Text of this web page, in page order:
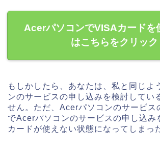
AcerパソコンでVISAカードを
はこちらをクリック
もしかしたら、あなたは、私と同じよ
ンのサービスの申し込みを検討してい
せん。ただ、Acerパソコンのサービス
でAcerパソコンのサービスの申し込み
カードが使えない状態になってしまっ